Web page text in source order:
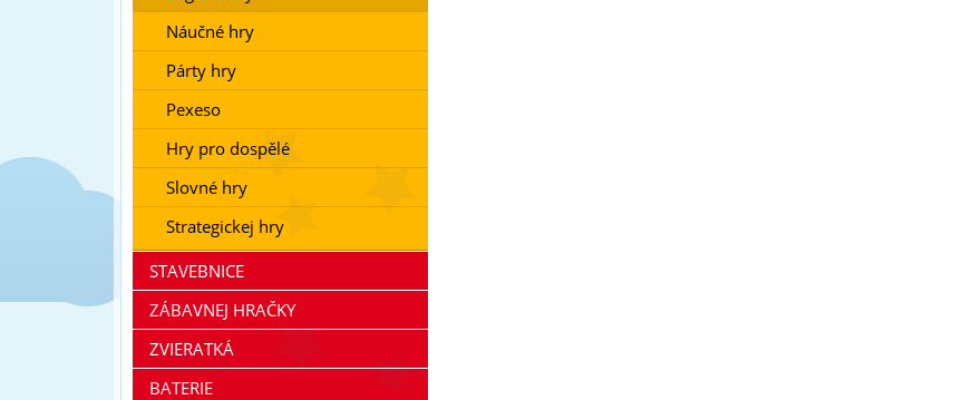
Náučné hry
Párty hry
Pexeso
Hry pro dospělé
Slovné hry
Strategickej hry
STAVEBNICE
ZÁBAVNEJ HRAČKY
ZVIERATKÁ
BATERIE